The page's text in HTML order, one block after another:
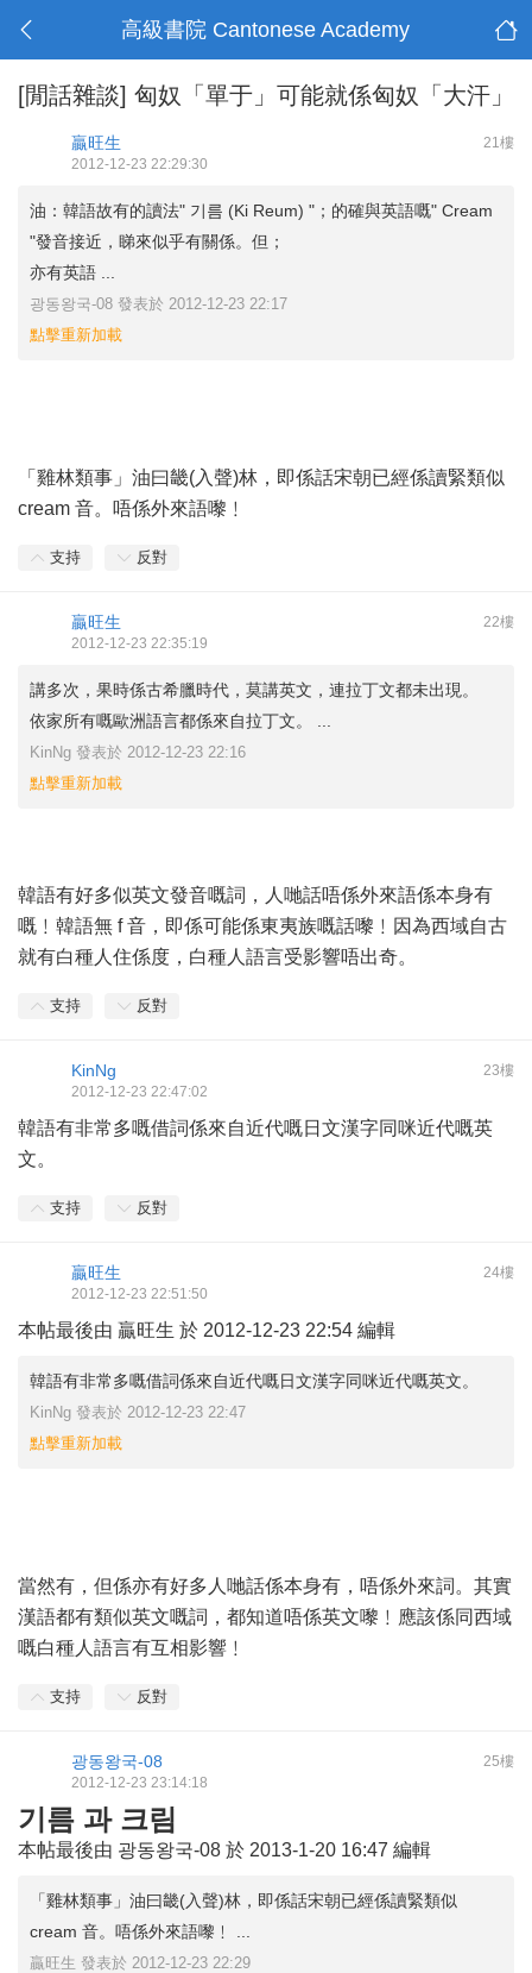
高級書院 Cantonese Academy
[閒話雜談] 匈奴「單于」可能就係匈奴「大汗」
21樓
贏旺生
2012-12-23 22:29:30
油：韓語故有的讀法" 기름 (Ki Reum) "；的確與英語嘅" Cream
"發音接近，睇來似乎有關係。但；
亦有英語 ...
광동왕국-08 發表於 2012-12-23 22:17
點擊重新加載
「雞林類事」油曰畿(入聲)林，即係話宋朝已經係讀緊類似
cream 音。唔係外來語嚟﹗
支持 反對
22樓
贏旺生
2012-12-23 22:35:19
講多次，果時係古希臘時代，莫講英文，連拉丁文都未出現。
依家所有嘅歐洲語言都係來自拉丁文。 ...
KinNg 發表於 2012-12-23 22:16
點擊重新加載
韓語有好多似英文發音嘅詞，人哋話唔係外來語係本身有
嘅﹗韓語無 f 音，即係可能係東夷族嘅話嚟﹗因為西域自古
就有白種人住係度，白種人語言受影響唔出奇。
支持 反對
23樓
KinNg
2012-12-23 22:47:02
韓語有非常多嘅借詞係來自近代嘅日文漢字同咪近代嘅英
文。
支持 反對
24樓
贏旺生
2012-12-23 22:51:50
本帖最後由 贏旺生 於 2012-12-23 22:54 編輯
韓語有非常多嘅借詞係來自近代嘅日文漢字同咪近代嘅英文。
KinNg 發表於 2012-12-23 22:47
點擊重新加載
當然有，但係亦有好多人哋話係本身有，唔係外來詞。其實
漢語都有類似英文嘅詞，都知道唔係英文嚟﹗應該係同西域
嘅白種人語言有互相影響﹗
支持 反對
25樓
광동왕국-08
2012-12-23 23:14:18
기름 과 크림
本帖最後由 광동왕국-08 於 2013-1-20 16:47 編輯
「雞林類事」油曰畿(入聲)林，即係話宋朝已經係讀緊類似
cream 音。唔係外來語嚟﹗ ...
贏旺生 發表於 2012-12-23 22:29